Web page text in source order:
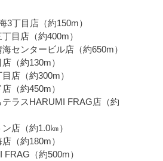
3丁目店（約150m）
目店（約400m）
センタービル店（約650m）
（約130m）
店（約300m）
（約450m）
テラスHARUMI FRAG店（約
店（約1.0㎞）
（約180m）
FRAG（約500m）